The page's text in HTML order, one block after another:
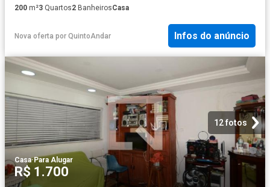
200 m²3 Quartos2 BanheirosCasa
Nova oferta por QuintoAndar Infos do anúncio
12 fotos
Casa·Para Alugar
R$ 1.700